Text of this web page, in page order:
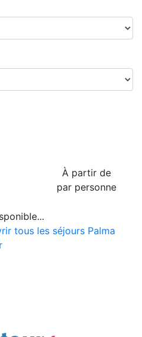
À partir de
par personne
tous les séjours Palma